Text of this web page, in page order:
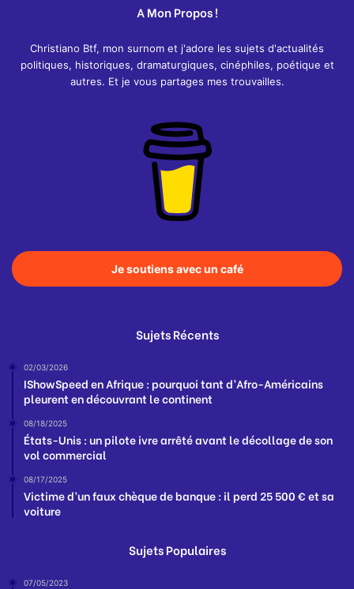
A Mon Propos !
Christiano Btf, mon surnom et j'adore les sujets d'actualités
politiques, historiques, dramaturgiques, cinéphiles, poétique et
autres. Et je vous partages mes trouvailles.
Je soutiens avec un café
Sujets Récents
02/03/2026
IShowSpeed en Afrique : pourquoi tant d’Afro-Américains
pleurent en découvrant le continent
08/18/2025
États-Unis : un pilote ivre arrêté avant le décollage de son
vol commercial
08/17/2025
Victime d’un faux chèque de banque : il perd 25 500 € et sa
voiture
Sujets Populaires
07/05/2023